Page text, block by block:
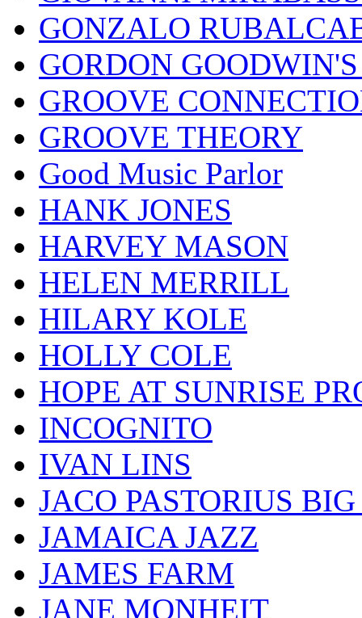
GONZALO
GORDON
GROOVE
GROOVE THEORY
Good Music Parlor
HANK JONES
HARVEY MASON
HELEN MERRILL
HILARY KOLE
HOLLY COLE
HOPE AT SUNRISE
INCOGNITO
IVAN LINS
JACO PASTORIUS
JAMAICA JAZZ
JAMES FARM
JANE MONHEIT